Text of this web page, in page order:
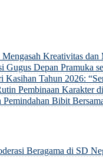
Kreativitas
Depan Pramuka
Tahun 2026:
Pembinaan Karakter
Pemindahan Bibit
Beragama di SD